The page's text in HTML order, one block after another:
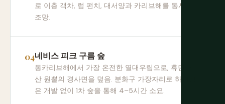
로 이층 객차, 럼 펀치, 대서양과 카리브해를 동시에
조망.
네비스 피크 구름 숲
동카리브해에서 가장 온전한 열대우림으로, 휴면 화
산 원뿔의 경사면을 덮음. 분화구 가장자리로 하이킹
은 개발 없이 1차 숲을 통해 4–5시간 소요.